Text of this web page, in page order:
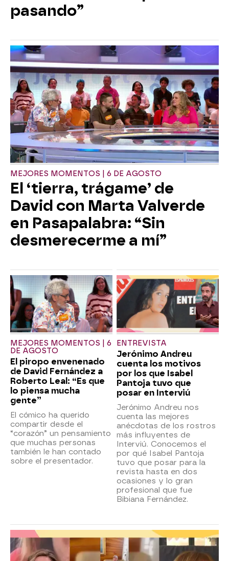
pasando”
MEJORES MOMENTOS | 6 DE AGOSTO
El ‘tierra, trágame’ de
David con Marta Valverde
en Pasapalabra: “Sin
desmerecerme a mí”
MEJORES MOMENTOS | 6
DE AGOSTO
El piropo envenenado
de David Fernández a
Roberto Leal: “Es que
lo piensa mucha
gente”
El cómico ha querido
compartir desde el
“corazón” un pensamiento
que muchas personas
también le han contado
sobre el presentador.
ENTREVISTA
Jerónimo Andreu
cuenta los motivos
por los que Isabel
Pantoja tuvo que
posar en Interviú
Jerónimo Andreu nos
cuenta las mejores
anécdotas de los rostros
más influyentes de
Interviú. Conocemos el
por qué Isabel Pantoja
tuvo que posar para la
revista hasta en dos
ocasiones y lo gran
profesional que fue
Bibiana Fernández.